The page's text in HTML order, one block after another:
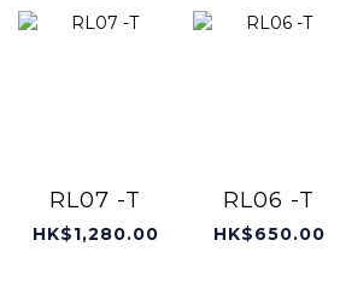
RL07 -T
HK$1,280.00
RL06 -T
HK$650.00